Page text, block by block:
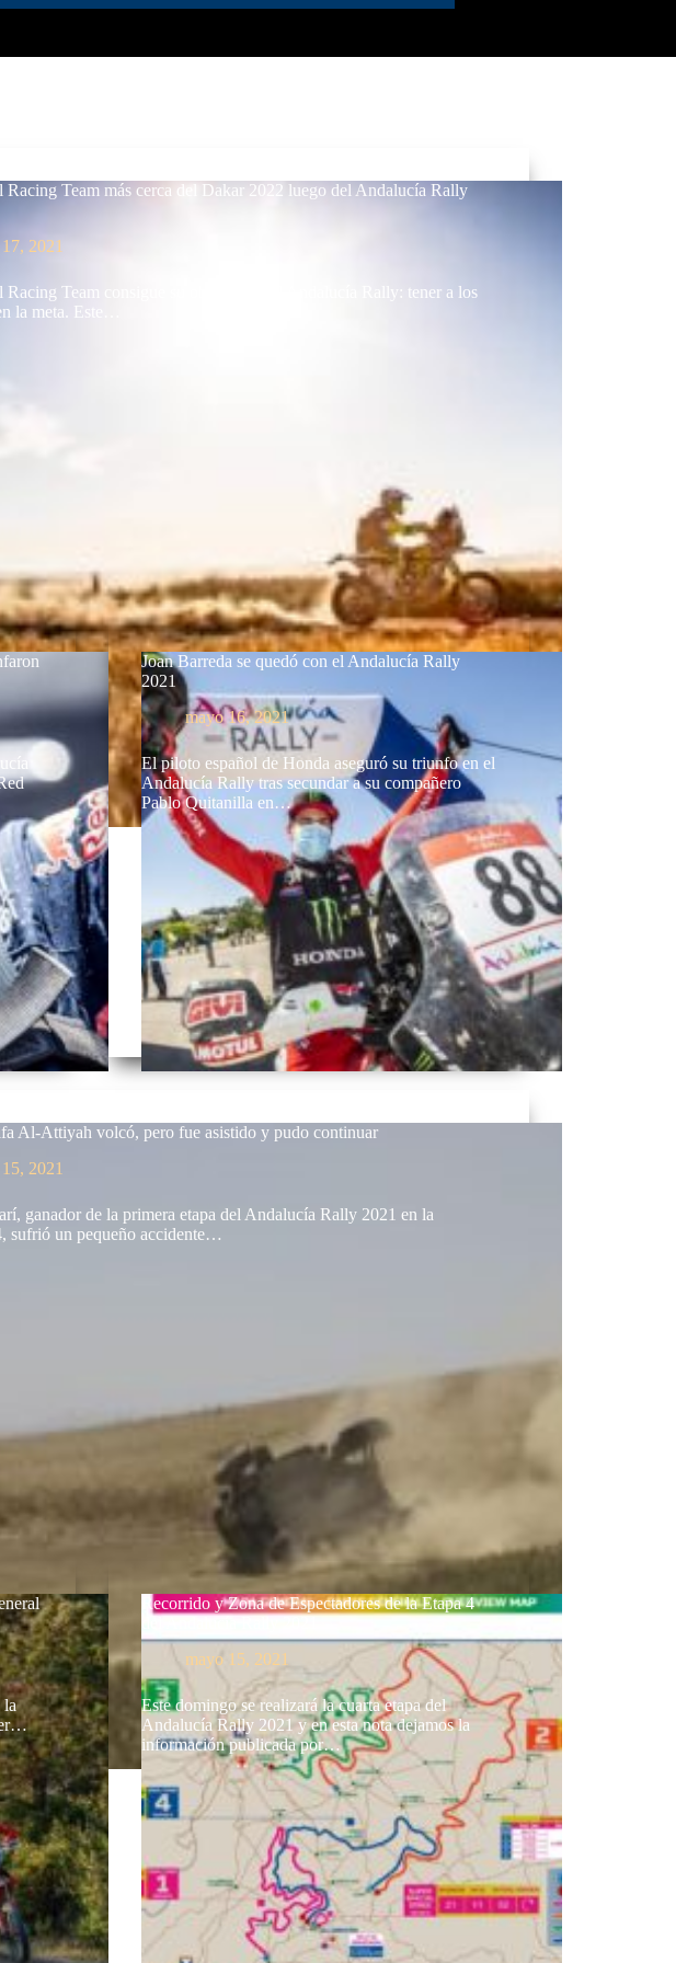
Team más cerca del Dakar 2022 luego del Andalucía Rally
2021
Team consigue su objetivo en el Andalucía Rally: tener a los
la meta. Este…
Joan Barreda se quedó con el Andalucía Rally
2021
mayo 16, 2021
El piloto español de Honda aseguró su triunfo en el
Andalucía Rally tras secundar a su compañero
Pablo Quitanilla en…
Al-Attiyah volcó, pero fue asistido y pudo continuar
2021
ganador de la primera etapa del Andalucía Rally 2021 en la
sufrió un pequeño accidente…
la
Recorrido y Zona de Espectadores de la Etapa 4
mayo 15, 2021
Este domingo se realizará la cuarta etapa del
Andalucía Rally 2021 y en esta nota dejamos la
información publicada por…